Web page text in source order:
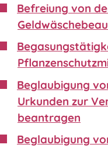
Befreiung von
Beglaubigung
Urkunden zur
beantragen
Beglaubigung